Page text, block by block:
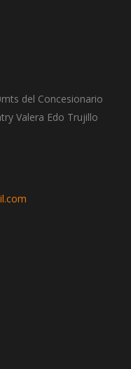
del Concesionario
Valera Edo Trujillo